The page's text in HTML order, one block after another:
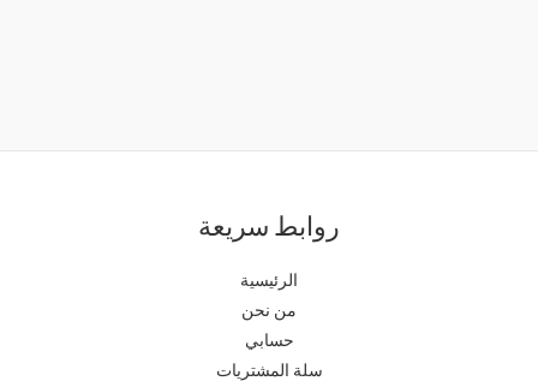
روابط سريعة
الرئيسية
من نحن
حسابي
سلة المشتريات